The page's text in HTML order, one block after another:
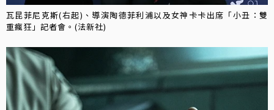
瓦昆菲尼克斯(右起)、導演陶德菲利浦以及女神卡卡出席「小丑：雙
重瘋狂」記者會。(法新社)